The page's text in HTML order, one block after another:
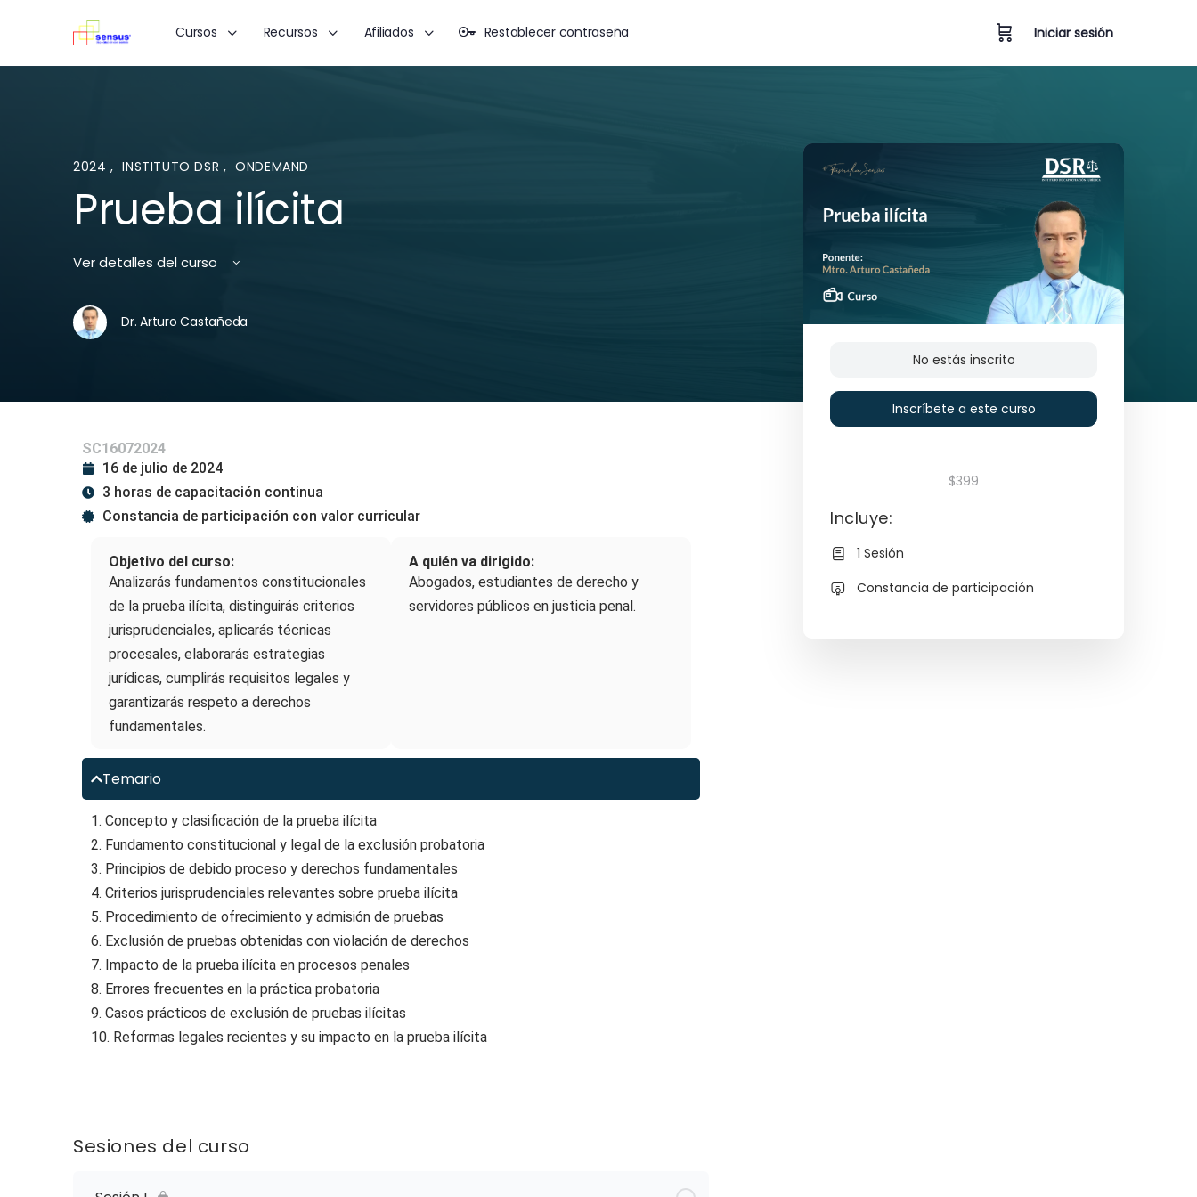
Cursos Recursos Afiliados Restablecer contraseña Iniciar sesión
2024, INSTITUTO DSR , ONDEMAND
Prueba ilícita
Ver detalles del curso
Dr. Arturo Castañeda
SC16072024
16 de julio de 2024
3 horas de capacitación continua
Constancia de participación con valor curricular
Objetivo del curso:
Analizarás fundamentos constitucionales
de la prueba ilícita, distinguirás criterios
jurisprudenciales, aplicarás técnicas
procesales, elaborarás estrategias
jurídicas, cumplirás requisitos legales y
garantizarás respeto a derechos
fundamentales.
A quién va dirigido:
Abogados, estudiantes de derecho y
servidores públicos en justicia penal.
Temario
1. Concepto y clasificación de la prueba ilícita
2. Fundamento constitucional y legal de la exclusión probatoria
3. Principios de debido proceso y derechos fundamentales
4. Criterios jurisprudenciales relevantes sobre prueba ilícita
5. Procedimiento de ofrecimiento y admisión de pruebas
6. Exclusión de pruebas obtenidas con violación de derechos
7. Impacto de la prueba ilícita en procesos penales
8. Errores frecuentes en la práctica probatoria
9. Casos prácticos de exclusión de pruebas ilícitas
10. Reformas legales recientes y su impacto en la prueba ilícita
Sesiones del curso
No estás inscrito
Inscríbete a este curso
$399
Incluye:
1 Sesión
Constancia de participación